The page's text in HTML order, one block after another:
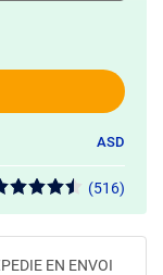
ASD
(516)
EN ENVOI